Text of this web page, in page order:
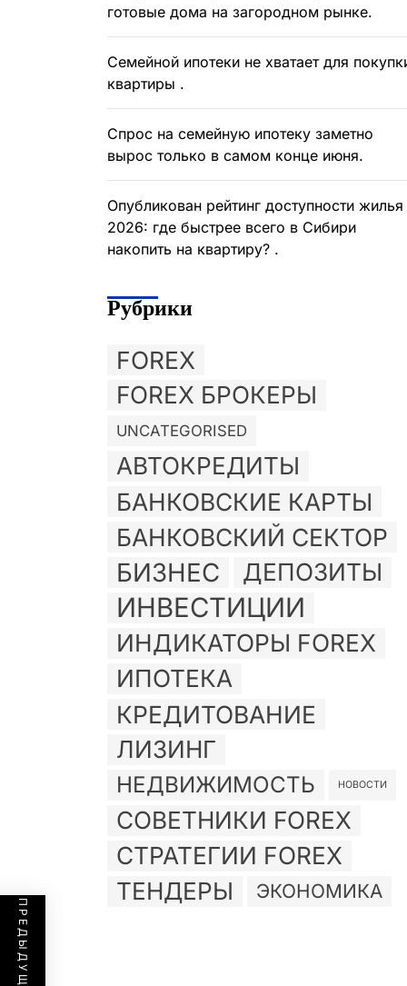
готовые дома на загородном рынке.
Семейной ипотеки не хватает для
квартиры .
Спрос на семейную ипотеку заметно
вырос только в самом конце июня.
Опубликован рейтинг доступности жилья
2026: где быстрее всего в Сибири
накопить на квартиру? .
Рубрики
FOREX
FOREX БРОКЕРЫ
UNCATEGORISED
АВТОКРЕДИТЫ
БАНКОВСКИЕ КАРТЫ
БАНКОВСКИЙ СЕКТОР
БИЗНЕС ДЕПОЗИТЫ
ИНВЕСТИЦИИ
ИНДИКАТОРЫ FOREX
ИПОТЕКА
КРЕДИТОВАНИЕ
ЛИЗИНГ
НЕДВИЖИМОСТЬ НОВОСТИ
СОВЕТНИКИ FOREX
СТРАТЕГИИ FOREX
ТЕНДЕРЫ
ЭКОНОМИКА